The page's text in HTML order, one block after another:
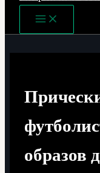
Main
Menu
образов